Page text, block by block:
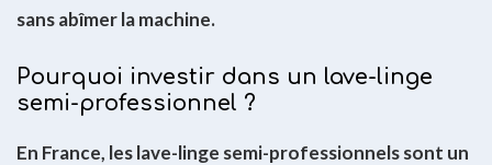
sans abîmer la machine.
Pourquoi investir dans un lave-linge
semi-professionnel ?
En France, les lave-linge semi-professionnels sont un